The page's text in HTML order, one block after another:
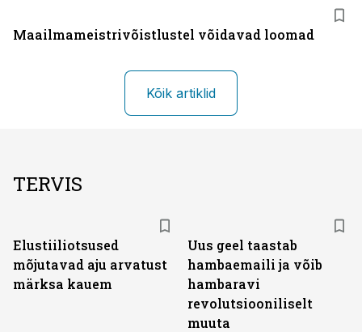
Maailmameistrivõistlustel võidavad loomad
Kõik artiklid
TERVIS
Elustiiliotsused
mõjutavad aju arvatust
märksa kauem
Uus geel taastab
hambaemaili ja võib
hambaravi
revolutsiooniliselt
muuta